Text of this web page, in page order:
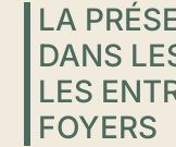
LA
DANS
LES
FOYERS